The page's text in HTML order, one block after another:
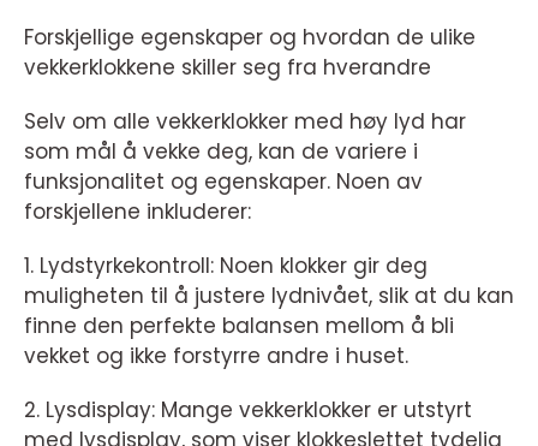
Forskjellige egenskaper og hvordan de ulike
vekkerklokkene skiller seg fra hverandre
Selv om alle vekkerklokker med høy lyd har
som mål å vekke deg, kan de variere i
funksjonalitet og egenskaper. Noen av
forskjellene inkluderer:
1. Lydstyrkekontroll: Noen klokker gir deg
muligheten til å justere lydnivået, slik at du kan
finne den perfekte balansen mellom å bli
vekket og ikke forstyrre andre i huset.
2. Lysdisplay: Mange vekkerklokker er utstyrt